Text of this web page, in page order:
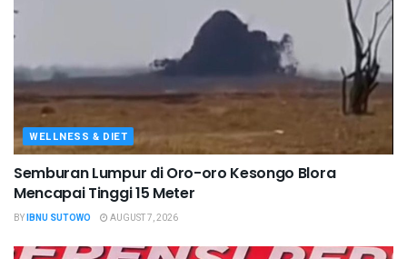
WELLNESS & DIET
Semburan Lumpur di Oro-oro Kesongo Blora
Mencapai Tinggi 15 Meter
BYIBNU SUTOWO AUGUST 7, 2026